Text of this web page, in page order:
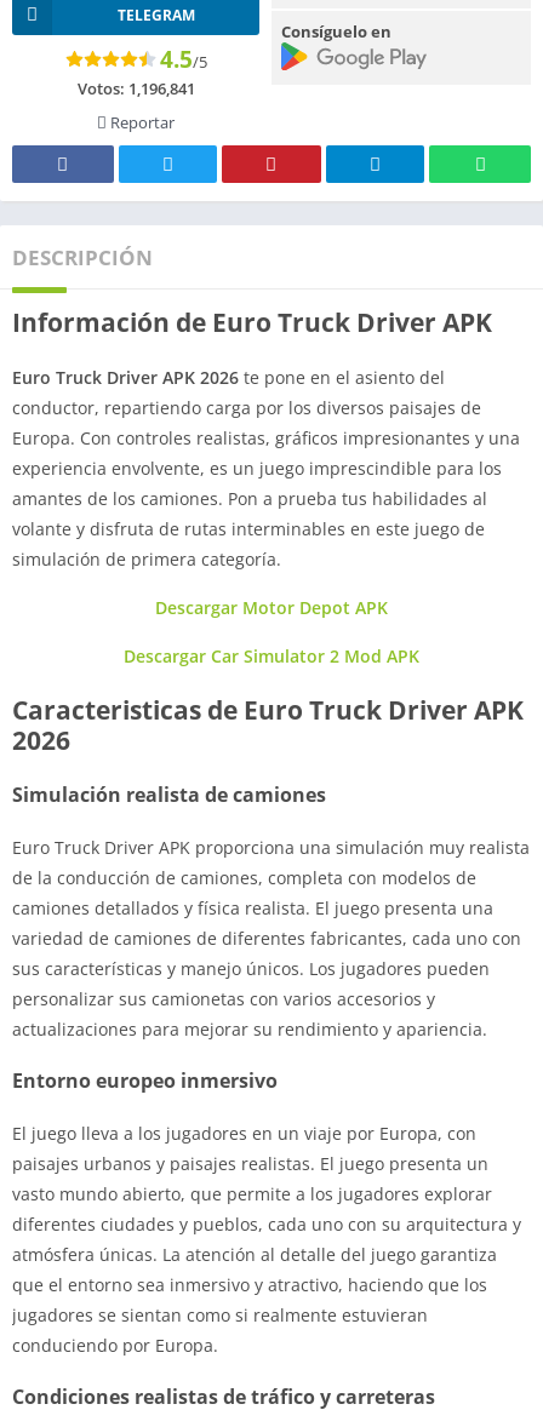
TELEGRAM
4.5/5
Votos: 1,196,841
Reportar
Consíguelo en
DESCRIPCIÓN
Información de Euro Truck Driver APK
Euro Truck Driver APK 2026 te pone en el asiento del
conductor, repartiendo carga por los diversos paisajes de
Europa. Con controles realistas, gráficos impresionantes y una
experiencia envolvente, es un juego imprescindible para los
amantes de los camiones. Pon a prueba tus habilidades al
volante y disfruta de rutas interminables en este juego de
simulación de primera categoría.
Descargar Motor Depot APK
Descargar Car Simulator 2 Mod APK
Caracteristicas de Euro Truck Driver APK
2026
Simulación realista de camiones
Euro Truck Driver APK proporciona una simulación muy realista
de la conducción de camiones, completa con modelos de
camiones detallados y física realista. El juego presenta una
variedad de camiones de diferentes fabricantes, cada uno con
sus características y manejo únicos. Los jugadores pueden
personalizar sus camionetas con varios accesorios y
actualizaciones para mejorar su rendimiento y apariencia.
Entorno europeo inmersivo
El juego lleva a los jugadores en un viaje por Europa, con
paisajes urbanos y paisajes realistas. El juego presenta un
vasto mundo abierto, que permite a los jugadores explorar
diferentes ciudades y pueblos, cada uno con su arquitectura y
atmósfera únicas. La atención al detalle del juego garantiza
que el entorno sea inmersivo y atractivo, haciendo que los
jugadores se sientan como si realmente estuvieran
conduciendo por Europa.
Condiciones realistas de tráfico y carreteras